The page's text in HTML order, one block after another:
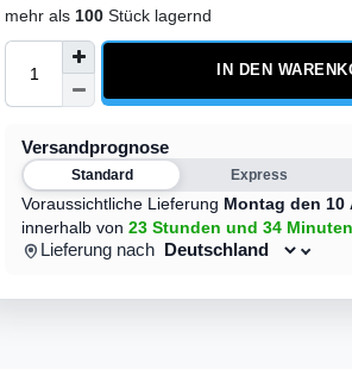
mehr als 100 Stück lagernd
IN DEN
Versandprognose
Standard
Express
Voraussichtliche Lieferung Montag den 10
innerhalb von 23 Stunden und 34 Minuten
Lieferung nach